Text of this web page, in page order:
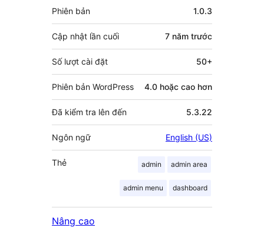
góp
Meta
Phiên bản 1.0.3
Cập nhật lần cuối 7 năm trước
Số lượt cài đặt 50+
Phiên bản WordPress 4.0 hoặc cao hơn
Đã kiểm tra lên đến 5.3.22
Ngôn ngữ English (US)
Thẻ admin admin area
admin menu dashboard
Nâng cao